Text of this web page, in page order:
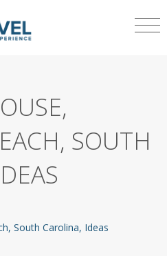
SOUTH
South Carolina, Ideas